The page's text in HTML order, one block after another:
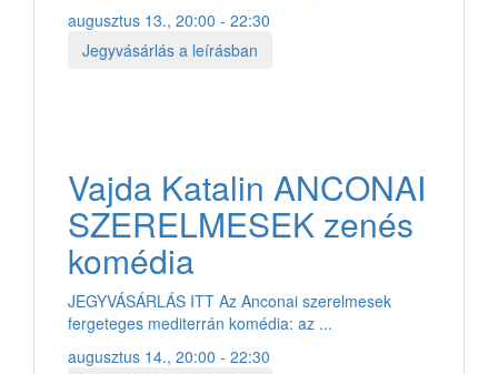
augusztus 13., 20:00 - 22:30
Jegyvásárlás a leírásban
Vajda Katalin ANCONAI
SZERELMESEK zenés
komédia
JEGYVÁSÁRLÁS ITT Az Anconai szerelmesek
fergeteges mediterrán komédia: az ...
augusztus 14., 20:00 - 22:30